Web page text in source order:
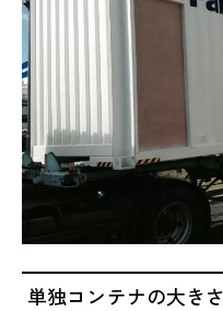
単独コンテナの大き